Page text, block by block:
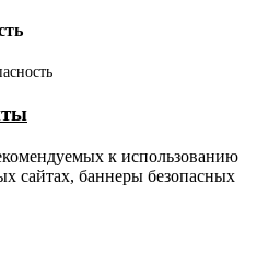
к использованию
сайтах, баннеры безопасных